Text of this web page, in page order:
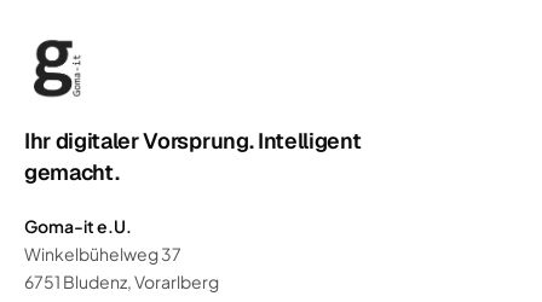
Ihr digitaler Vorsprung. Intelligent
gemacht.
Goma-it e.U.
Winkelbühelweg 37
6751 Bludenz, Vorarlberg